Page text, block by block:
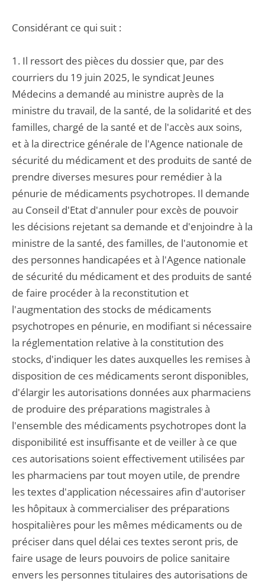
Considérant ce qui suit :
1. Il ressort des pièces du dossier que, par des
courriers du 19 juin 2025, le syndicat Jeunes
Médecins a demandé au ministre auprès de la
ministre du travail, de la santé, de la solidarité et des
familles, chargé de la santé et de l'accès aux soins,
et à la directrice générale de l'Agence nationale de
sécurité du médicament et des produits de santé de
prendre diverses mesures pour remédier à la
pénurie de médicaments psychotropes. Il demande
au Conseil d'Etat d'annuler pour excès de pouvoir
les décisions rejetant sa demande et d'enjoindre à la
ministre de la santé, des familles, de l'autonomie et
des personnes handicapées et à l'Agence nationale
de sécurité du médicament et des produits de santé
de faire procéder à la reconstitution et
l'augmentation des stocks de médicaments
psychotropes en pénurie, en modifiant si nécessaire
la réglementation relative à la constitution des
stocks, d'indiquer les dates auxquelles les remises à
disposition de ces médicaments seront disponibles,
d'élargir les autorisations données aux pharmaciens
de produire des préparations magistrales à
l'ensemble des médicaments psychotropes dont la
disponibilité est insuffisante et de veiller à ce que
ces autorisations soient effectivement utilisées par
les pharmaciens par tout moyen utile, de prendre
les textes d'application nécessaires afin d'autoriser
les hôpitaux à commercialiser des préparations
hospitalières pour les mêmes médicaments ou de
préciser dans quel délai ces textes seront pris, de
faire usage de leurs pouvoirs de police sanitaire
envers les personnes titulaires des autorisations de